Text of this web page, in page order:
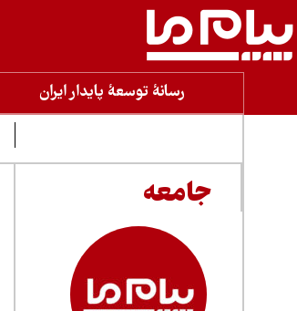
رسانۀ توسعۀ پایدار ایران
جامعه